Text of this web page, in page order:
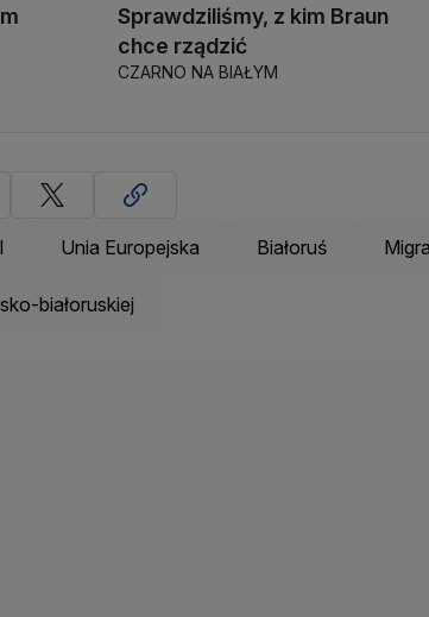
Sprawdziliśmy, z kim Braun
chce rządzić
CZARNO NA BIAŁYM
Unia Europejska Białoruś
białoruskiej